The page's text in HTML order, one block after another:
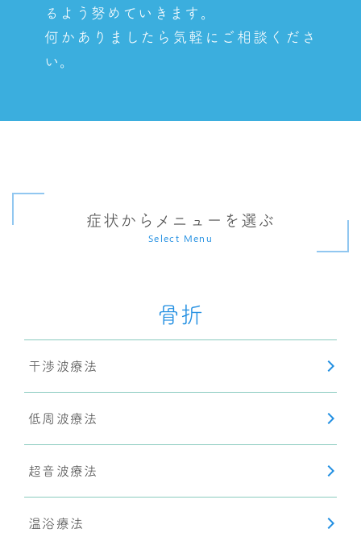
るよう努めていきます。
何かありましたら気軽にご相談くださ
い。
症状からメニューを選ぶ
Select Menu
骨折
干渉波療法
低周波療法
超音波療法
温浴療法